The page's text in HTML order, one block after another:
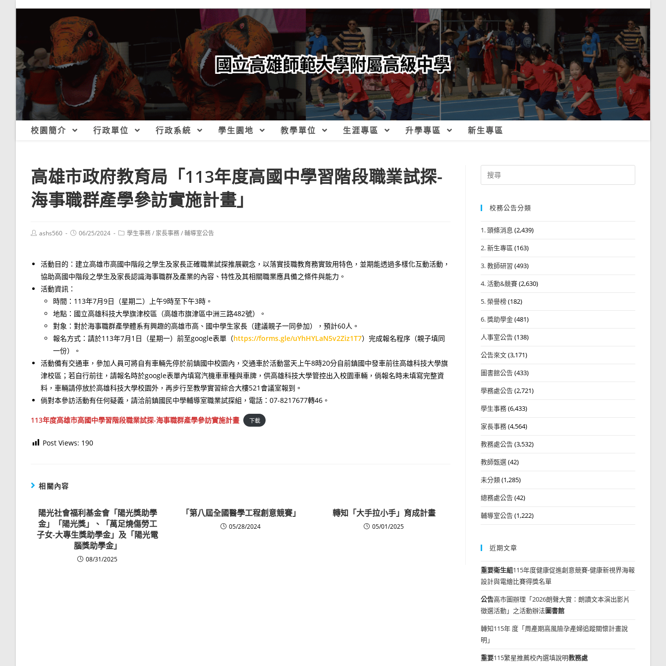
校園簡介 行政單位 行政系統 學生園地 教學單位 生涯專區 升學專區 新生專區
高雄市政府教育局「113年度高國中學習階段職業試探-
海事職群產學參訪實施計畫」
Postashs560
Post06/25/2024
Post學生事務/ 家長事務/輔導室公告
活動目的：建立高雄市高國中階段之學生及家長正確職業試探推展觀念，以落實技職教育務實致用特色，並期能透過多樣化互動活動，
協助高國中階段之學生及家長認識海事職群及產業的內容、特性及其相關職業應具備之條件與能力。
活動資訊：
時間：113年7月9日（星期二）上午9時至下午3時。
地點：國立高雄科技大學旗津校區（高雄市旗津區中洲三路482號）。
對象：對於海事職群產學體系有興趣的高雄市高、國中學生家長（建議親子一同參加），預計60人。
報名方式：請於113年7月1日（星期一）前至google表單（https://forms.gle/uYhHYLaN5v2Ziz1T7）完成報名程序（親子填同
一份）。
活動備有交通車，參加人員可將自有車輛先停於前鎮國中校園內，交通車於活動當天上午8時20分自前鎮國中發車前往高雄科技大學旗
津校區；若自行前往，請報名時於google表單內填寫汽機車車種與車牌，供高雄科技大學管控出入校園車輛，倘報名時未填寫完整資
料，車輛請停放於高雄科技大學校園外，再步行至教學實習綜合大樓521會議室報到。
倘對本參訪活動有任何疑義，請洽前鎮國民中學輔導室職業試探組，電話：07-8217677轉46。
113年度高雄市高國中學習階段職業試探-海事職群產學參訪實施計畫 下載
Post Views: 190
相關內容
陽光社會福利基金會「陽光獎助學
金」「陽光獎」、「萬足燒傷勞工
子女-大專生獎助學金」及「陽光電
腦獎助學金」
08/31/2025
「第八屆全國醫學工程創意競賽」
05/28/2024
轉知「大手拉小手」育成計畫
05/01/2025
Search
for:
校務公告分類
1. 頭條消息 (2,439)
2. 新生專區 (163)
3. 教師研習 (493)
4. 活動&競賽(2,630)
5. 榮譽榜(182)
6. 獎助學金(481)
人事室公告(138)
公告來文(3,171)
圖書館公告(433)
學務處公告(2,721)
學生事務(6,433)
家長事務(4,564)
教務處公告(3,532)
教師甄選(42)
未分類(1,285)
總務處公告(42)
輔導室公告(1,222)
近期文章
重要衛生組115年度健康促進創意競賽-健康新視界海報
設計與電繪比賽得獎名單
公告高市圖辦理「2026朗聲大賞：朗讀文本演出影片
徵選活動」之活動辦法圖書館
轉知115年 度「周產期高風險孕產婦追蹤關懷計畫說
明」
重要115繁星推薦校內選填說明教務處